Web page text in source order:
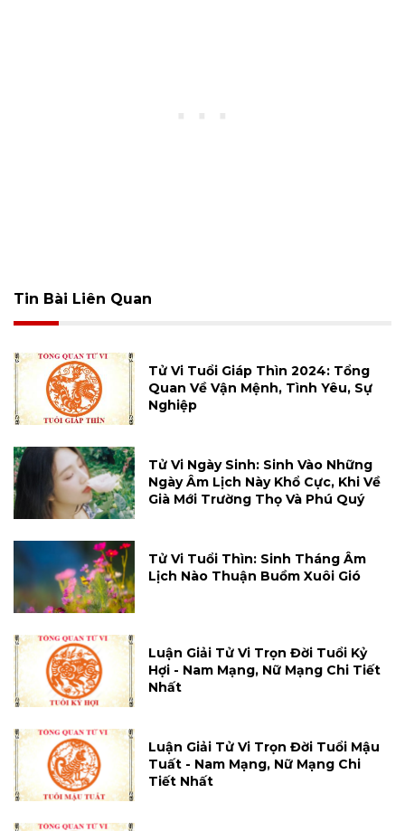
Tin Bài Liên Quan
Tử Vi Tuổi Giáp Thìn 2024: Tổng
Quan Về Vận Mệnh, Tình Yêu, Sự
Nghiệp
Tử Vi Ngày Sinh: Sinh Vào Những
Ngày Âm Lịch Này Khổ Cực, Khi Về
Già Mới Trường Thọ Và Phú Quý
Tử Vi Tuổi Thìn: Sinh Tháng Âm
Lịch Nào Thuận Buồm Xuôi Gió
Luận Giải Tử Vi Trọn Đời Tuổi Kỷ
Hợi - Nam Mạng, Nữ Mạng Chi Tiết
Nhất
Luận Giải Tử Vi Trọn Đời Tuổi Mậu
Tuất - Nam Mạng, Nữ Mạng Chi
Tiết Nhất